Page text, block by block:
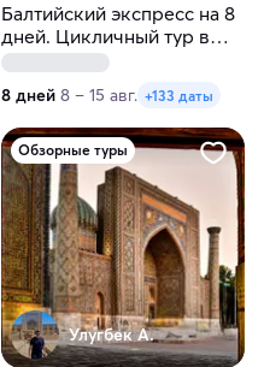
Балтийский экспресс на 8
дней. Цикличный тур в
Калининград
8 дней 8 – 15 авг. +133 даты
Обзорные туры
Улугбек А.